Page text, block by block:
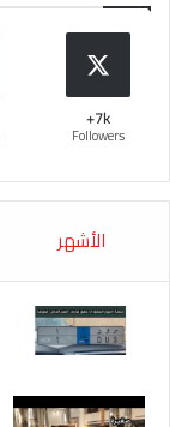
7k+
Followers
الأشهر